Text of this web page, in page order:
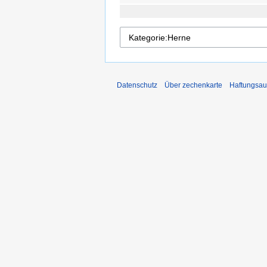
Datenschutz Über zechenkarte